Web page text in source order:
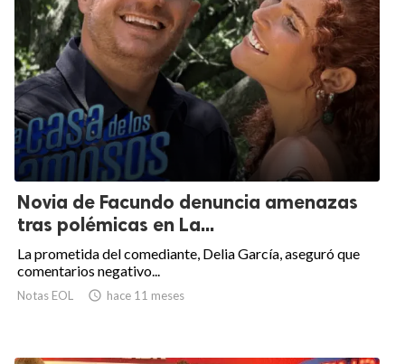
Novia de Facundo denuncia amenazas
tras polémicas en La...
La prometida del comediante, Delia García, aseguró que
comentarios negativo...
Notas EOL  hace 11 meses